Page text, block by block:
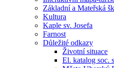
Základní a Mateřská
Kultura
Kaple sv. Josefa
Farnost
Důležité odkazy
Životní situace
El. katalog soc.